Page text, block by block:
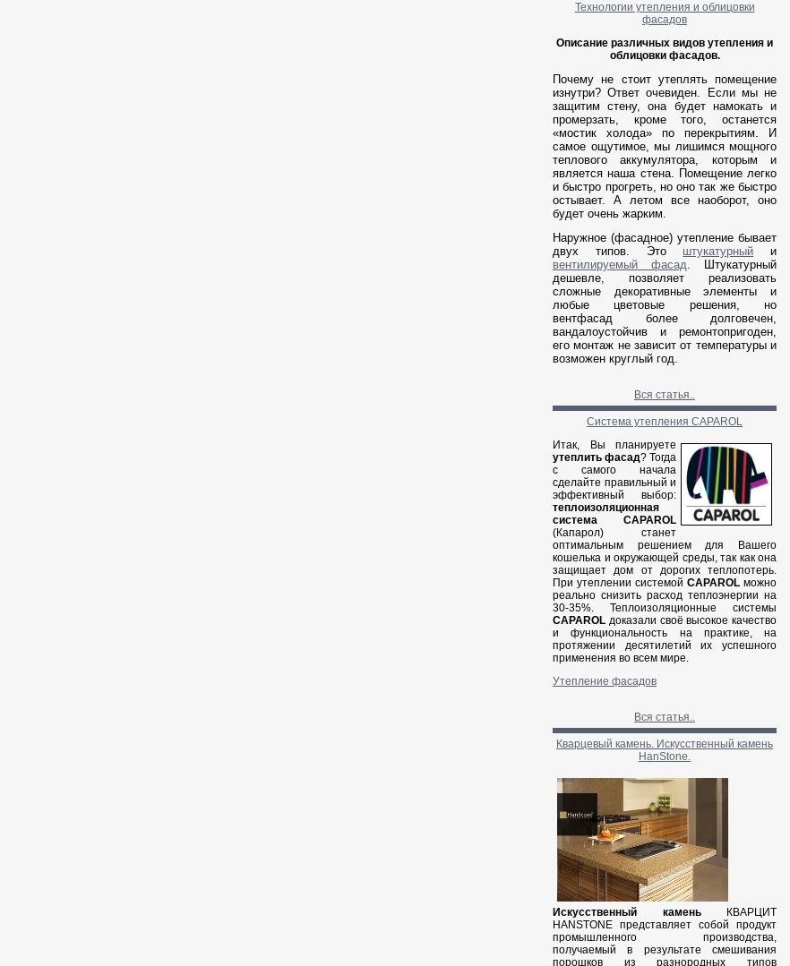
Технологии утепления и облицовки
фасадов
Описание различных видов утепления и
облицовки фасадов.
Почему не стоит утеплять помещение
изнутри? Ответ очевиден. Если мы не
защитим стену, она будет намокать и
промерзать, кроме того, останется
«мостик холода» по перекрытиям. И
самое ощутимое, мы лишимся мощного
теплового аккумулятора, которым и
является наша стена. Помещение легко
и быстро прогреть, но оно так же быстро
остывает. А летом все наоборот, оно
будет очень жарким.
Наружное (фасадное) утепление бывает
двух типов. Это штукатурный и
вентилируемый фасад. Штукатурный
дешевле, позволяет реализовать
сложные декоративные элементы и
любые цветовые решения, но
вентфасад более долговечен,
вандалоустойчив и ремонтопригоден,
его монтаж не зависит от температуры и
возможен круглый год.
Вся статья..
Система утепления CAPAROL
Итак, Вы планируете
утеплить фасад? Тогда
с самого начала
сделайте правильный и
эффективный выбор:
теплоизоляционная
система CAPAROL
(Капарол) станет
оптимальным решением для Вашего
кошелька и окружающей среды, так как она
защищает дом от дорогих теплопотерь.
При утеплении системой CAPAROL можно
реально снизить расход теплоэнергии на
30-35%. Теплоизоляционные системы
CAPAROL доказали своё высокое качество
и функциональность на практике, на
протяжении десятилетий их успешного
применения во всем мире.
Утепление фасадов
Вся статья..
Кварцевый камень. Искусственный камень
HanStone.
Искусственный каменьКВАРЦИТ
HANSTONE представляет собой продукт
промышленного производства,
получаемый в результате смешивания
порошков из разнородных типов